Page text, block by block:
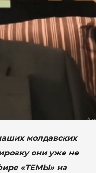
молдавских
они уже не
«ТЕМЫ» на